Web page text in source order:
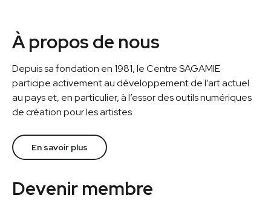
À propos de nous
Depuis sa fondation en 1981, le Centre SAGAMIE
participe activement au développement de l’art actuel
au pays et, en particulier, à l’essor des outils numériques
de création pour les artistes.
En savoir plus
Devenir membre